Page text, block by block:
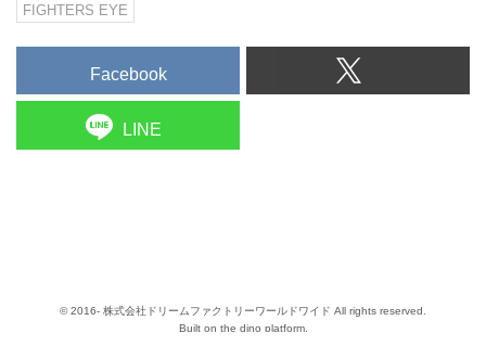
FIGHTERS EYE
Facebook
LINE
© 2016- 株式会社ドリームファクトリーワールドワイド All rights reserved.
Built on the dino platform.